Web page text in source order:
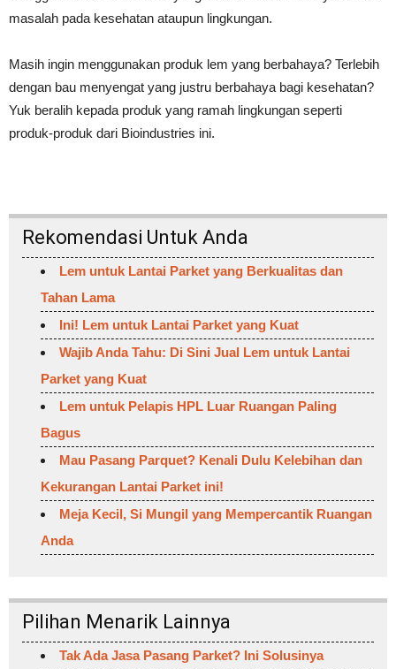
masalah pada kesehatan ataupun lingkungan.
Masih ingin menggunakan produk lem yang berbahaya? Terlebih
dengan bau menyengat yang justru berbahaya bagi kesehatan?
Yuk beralih kepada produk yang ramah lingkungan seperti
produk-produk dari Bioindustries ini.
Rekomendasi Untuk Anda
Lem untuk Lantai Parket yang Berkualitas dan
Tahan Lama
Ini! Lem untuk Lantai Parket yang Kuat
Wajib Anda Tahu: Di Sini Jual Lem untuk Lantai
Parket yang Kuat
Lem untuk Pelapis HPL Luar Ruangan Paling
Bagus
Mau Pasang Parquet? Kenali Dulu Kelebihan dan
Kekurangan Lantai Parket ini!
Meja Kecil, Si Mungil yang Mempercantik Ruangan
Anda
Pilihan Menarik Lainnya
Tak Ada Jasa Pasang Parket? Ini Solusinya